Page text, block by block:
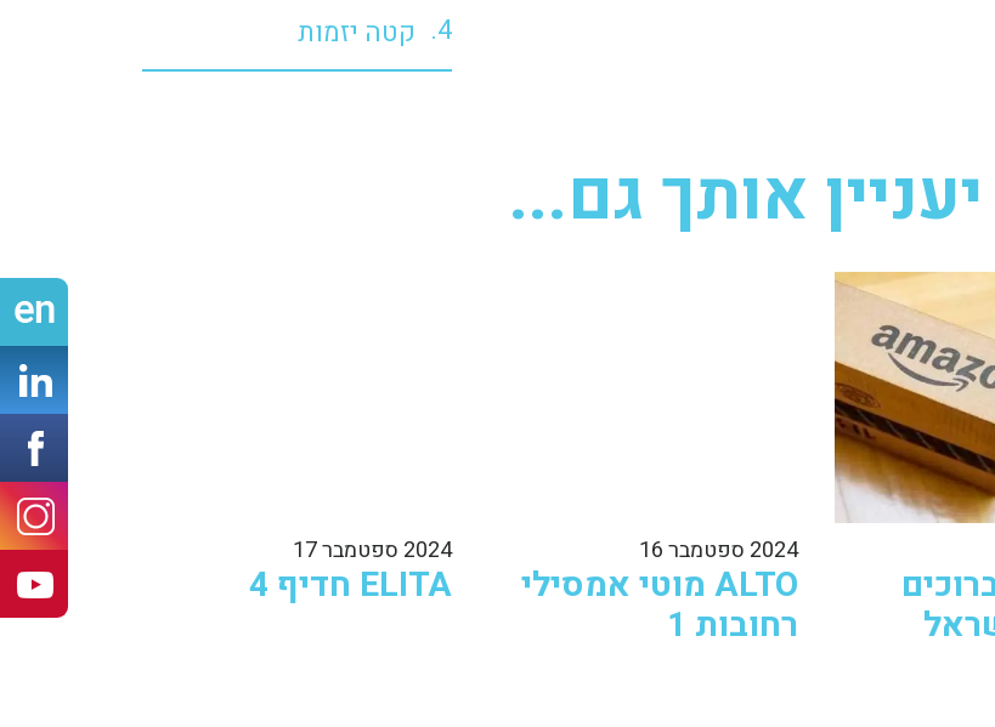
קטה יזמות
אותך גם...
2024 ספטמבר 16
ALTO מוטי אמסילי
רחובות 1
2024 ספטמבר 17
ELITA חדיף 4